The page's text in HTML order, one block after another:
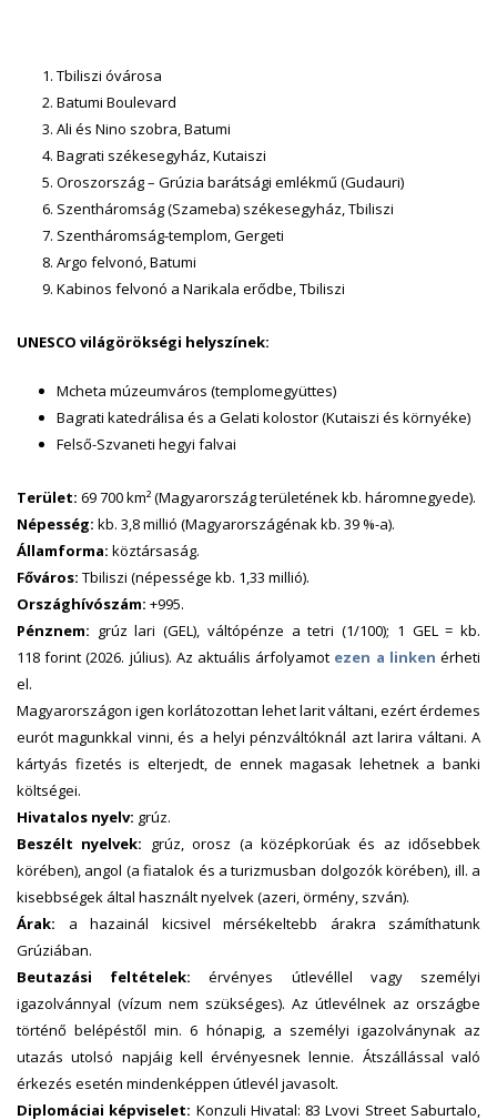
Tbiliszi óvárosa
Batumi Boulevard
Ali és Nino szobra, Batumi
Bagrati székesegyház, Kutaiszi
Oroszország – Grúzia barátsági emlékmű (Gudauri)
Szentháromság (Szameba) székesegyház, Tbiliszi
Szentháromság-templom, Gergeti
Argo felvonó, Batumi
Kabinos felvonó a Narikala erődbe, Tbiliszi
UNESCO világörökségi helyszínek:
Mcheta múzeumváros (templomegyüttes)
Bagrati katedrálisa és a Gelati kolostor (Kutaiszi és környéke)
Felső-Szvaneti hegyi falvai
Terület: 69 700 km² (Magyarország területének kb. háromnegyede).
Népesség: kb. 3,8 millió (Magyarországénak kb. 39 %-a).
Államforma: köztársaság.
Főváros: Tbiliszi (népessége kb. 1,33 millió).
Országhívószám: +995.
Pénznem: grúz lari (GEL), váltópénze a tetri (1/100); 1 GEL = kb.
118 forint (2026. július). Az aktuális árfolyamot ezen a linken érheti
el.
Magyarországon igen korlátozottan lehet larit váltani, ezért érdemes
eurót magunkkal vinni, és a helyi pénzváltóknál azt larira váltani. A
kártyás fizetés is elterjedt, de ennek magasak lehetnek a banki
költségei.
Hivatalos nyelv: grúz.
Beszélt nyelvek: grúz, orosz (a középkorúak és az idősebbek
körében), angol (a fiatalok és a turizmusban dolgozók körében), ill. a
kisebbségek által használt nyelvek (azeri, örmény, szván).
Árak: a hazainál kicsivel mérsékeltebb árakra számíthatunk
Grúziában.
Beutazási feltételek: érvényes útlevéllel vagy személyi
igazolvánnyal (vízum nem szükséges). Az útlevélnek az országbe
történő belépéstől min. 6 hónapig, a személyi igazolványnak az
utazás utolsó napjáig kell érvényesnek lennie. Átszállással való
érkezés esetén mindenképpen útlevél javasolt.
Diplomáciai képviselet: Konzuli Hivatal: 83 Lvovi Street Saburtalo,